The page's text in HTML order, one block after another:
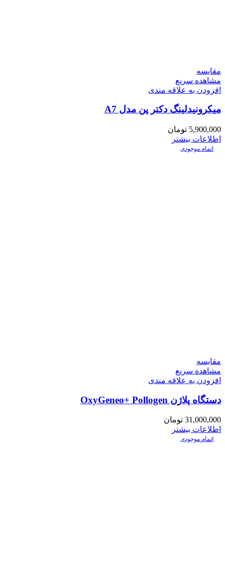
مقایسه
مشاهده سریع
افزودن به علاقه مندی
میکرونیدلینگ دکتر پن مدل A7
5,900,000 تومان
اطلاعات بیشتر
اتمام موجودی
مقایسه
مشاهده سریع
افزودن به علاقه مندی
دستگاه پلاژن OxyGeneo+ Pollogen
31,000,000 تومان
اطلاعات بیشتر
اتمام موجودی